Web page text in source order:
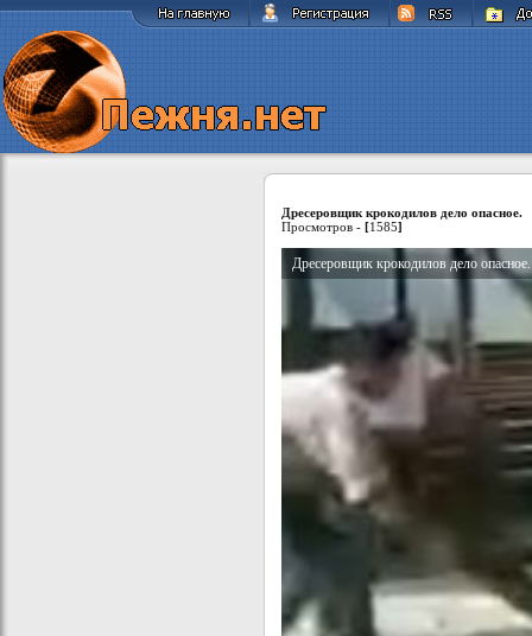
Дресеровщик крокодилов дело опасное.
Просмотров - [1585]
Дресеровщик крокодилов дело опасное.